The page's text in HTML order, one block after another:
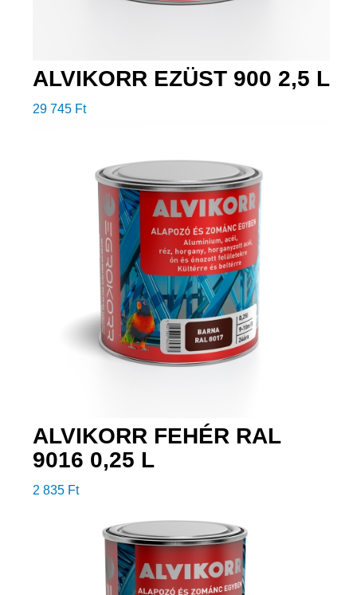
ALVIKORR EZÜST 900 2,5 L
29 745 Ft
ALVIKORR FEHÉR RAL
9016 0,25 L
2 835 Ft